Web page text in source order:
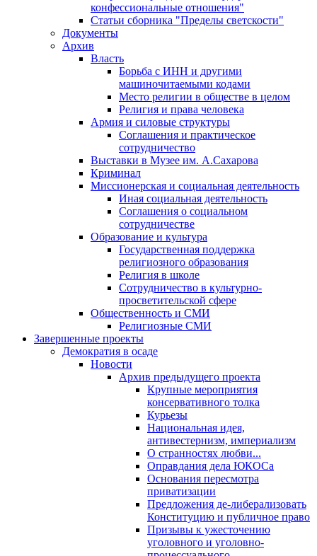
конфессиональные отношения"
Статьи сборника "Пределы светскости"
Документы
Архив
Власть
Борьба с ИНН и другими
машиночитаемыми кодами
Место религии в обществе в целом
Религия и права человека
Армия и силовые структуры
Соглашения и практическое
сотрудничество
Выставки в Музее им. А.Сахарова
Криминал
Миссионерская и социальная деятельность
Иная социальная деятельность
Соглашения о социальном
сотрудничестве
Образование и культура
Государственная поддержка
религиозного образования
Религия в школе
Сотрудничество в культурно-
просветительской сфере
Общественность и СМИ
Религиозные СМИ
Завершенные проекты
Демократия в осаде
Новости
Архив предыдущего проекта
Крупные мероприятия
консервативного толка
Курьезы
Национальная идея,
антивестернизм, империализм
О странностях любви...
Оправдания дела ЮКОСа
Основания пересмотра
приватизации
Предложения де-либерализовать
Конституцию и публичное право
Призывы к ужесточению
уголовного и уголовно-